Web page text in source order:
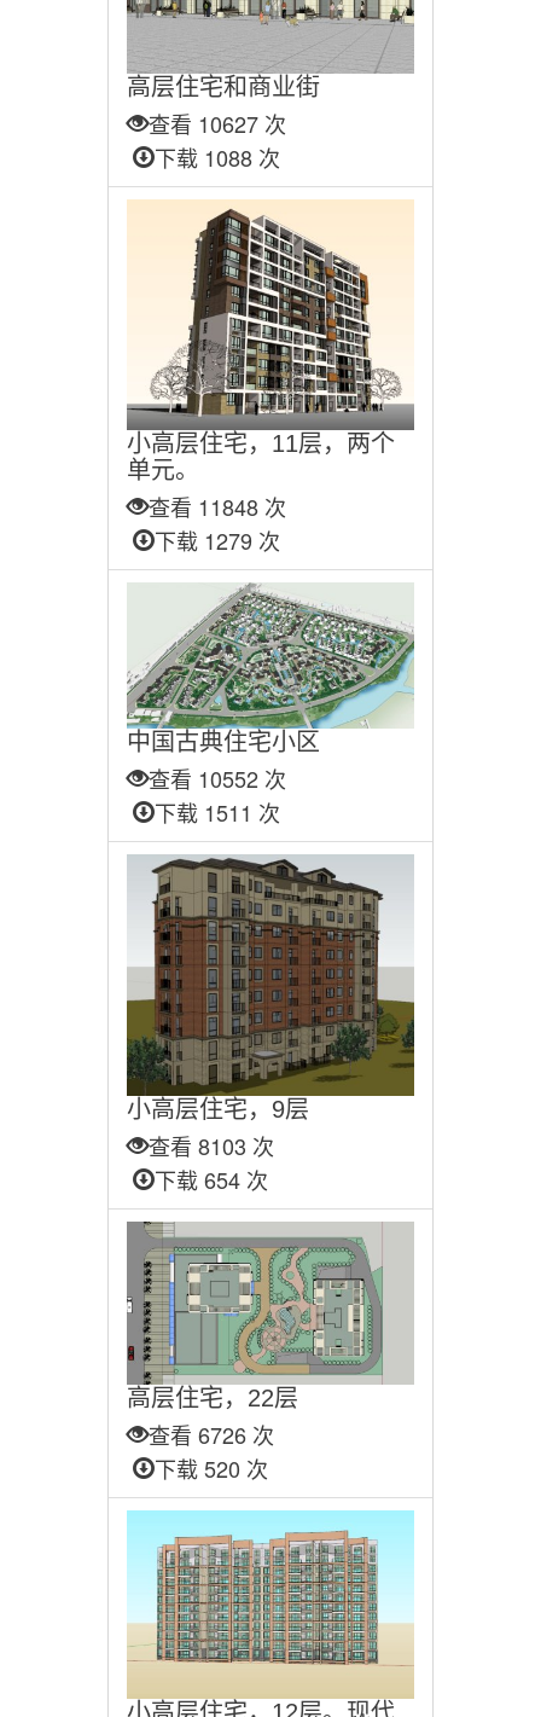
高层住宅和商业街
查看 10627 次
下载 1088 次
小高层住宅，11层，两个
单元。
查看 11848 次
下载 1279 次
中国古典住宅小区
查看 10552 次
下载 1511 次
小高层住宅，9层
查看 8103 次
下载 654 次
高层住宅，22层
查看 6726 次
下载 520 次
小高层住宅，12层。现代